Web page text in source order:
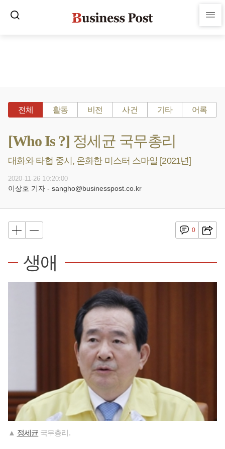
전체 활동 비전 사건 기타 어록
[Who Is ?] 정세균 국무총리
대화와 타협 중시, 온화한 미스터 스마일 [2021년]
2020-11-26 10:20:00
이상호 기자 - sangho@businesspost.co.kr
0
생애
▲ 정세균 국무총리.